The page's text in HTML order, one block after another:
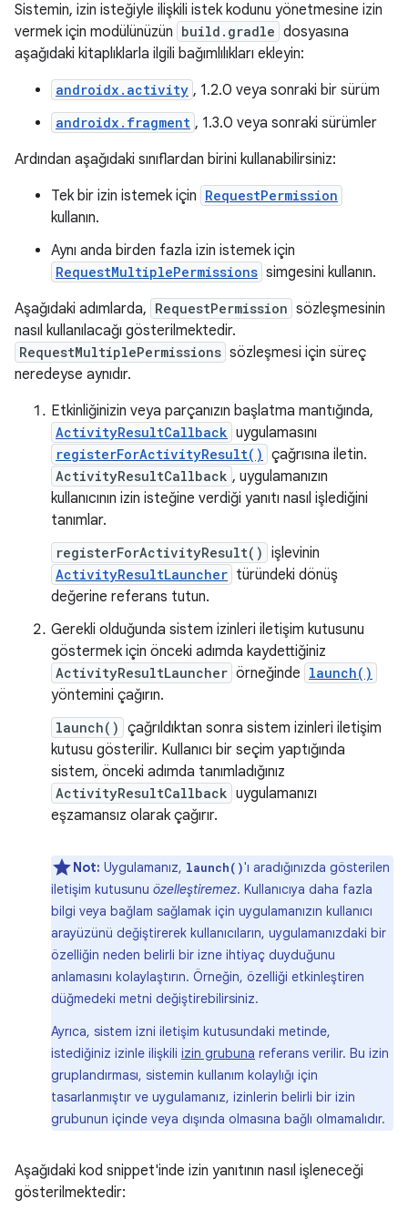
Sistemin, izin isteğiyle ilişkili istek kodunu yönetmesine izin
vermek için modülünüzün build.gradle dosyasına
aşağıdaki kitaplıklarla ilgili bağımlılıkları ekleyin:
androidx.activity , 1.2.0 veya sonraki bir sürüm
androidx.fragment , 1.3.0 veya sonraki sürümler
Ardından aşağıdaki sınıflardan birini kullanabilirsiniz:
Tek bir izin istemek için RequestPermission
kullanın.
Aynı anda birden fazla izin istemek için
RequestMultiplePermissions simgesini kullanın.
Aşağıdaki adımlarda, RequestPermission sözleşmesinin
nasıl kullanılacağı gösterilmektedir.
RequestMultiplePermissions sözleşmesi için süreç
neredeyse aynıdır.
Etkinliğinizin veya parçanızın başlatma mantığında,
ActivityResultCallback uygulamasını
registerForActivityResult() çağrısına iletin.
ActivityResultCallback , uygulamanızın
kullanıcının izin isteğine verdiği yanıtı nasıl işlediğini
tanımlar.
registerForActivityResult() işlevinin
ActivityResultLauncher türündeki dönüş
değerine referans tutun.
Gerekli olduğunda sistem izinleri iletişim kutusunu
göstermek için önceki adımda kaydettiğiniz
ActivityResultLauncher örneğinde launch()
yöntemini çağırın.
launch() çağrıldıktan sonra sistem izinleri iletişim
kutusu gösterilir. Kullanıcı bir seçim yaptığında
sistem, önceki adımda tanımladığınız
ActivityResultCallback uygulamanızı
eşzamansız olarak çağırır.
Not: Uygulamanız, launch()'ı aradığınızda gösterilen
iletişim kutusunu özelleştiremez. Kullanıcıya daha fazla
bilgi veya bağlam sağlamak için uygulamanızın kullanıcı
arayüzünü değiştirerek kullanıcıların, uygulamanızdaki bir
özelliğin neden belirli bir izne ihtiyaç duyduğunu
anlamasını kolaylaştırın. Örneğin, özelliği etkinleştiren
düğmedeki metni değiştirebilirsiniz.
Ayrıca, sistem izni iletişim kutusundaki metinde,
istediğiniz izinle ilişkili izin grubuna referans verilir. Bu izin
gruplandırması, sistemin kullanım kolaylığı için
tasarlanmıştır ve uygulamanız, izinlerin belirli bir izin
grubunun içinde veya dışında olmasına bağlı olmamalıdır.
Aşağıdaki kod snippet'inde izin yanıtının nasıl işleneceği
gösterilmektedir: